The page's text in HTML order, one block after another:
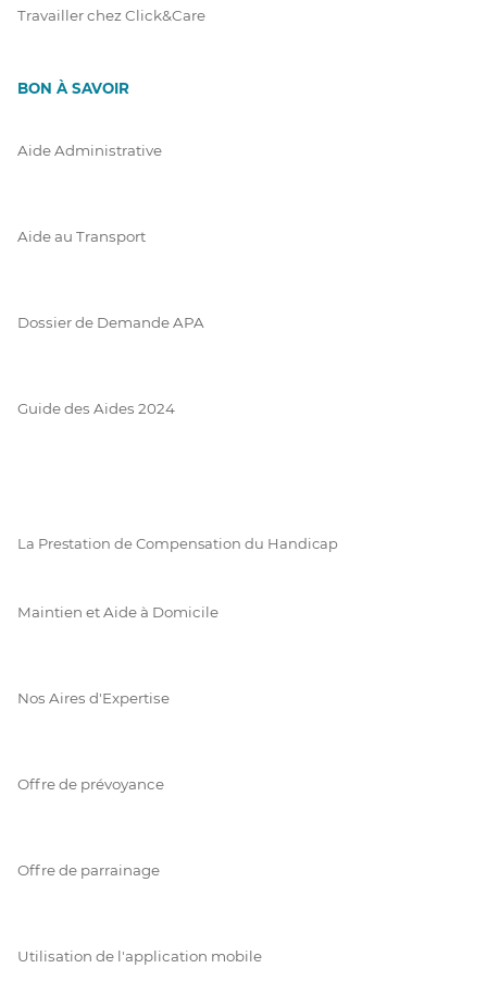
Travailler chez Click&Care
BON À SAVOIR
Aide Administrative
Aide au Transport
Dossier de Demande APA
Guide des Aides 2024
La Prestation de Compensation du Handicap
Maintien et Aide à Domicile
Nos Aires d'Expertise
Offre de prévoyance
Offre de parrainage
Utilisation de l'application mobile